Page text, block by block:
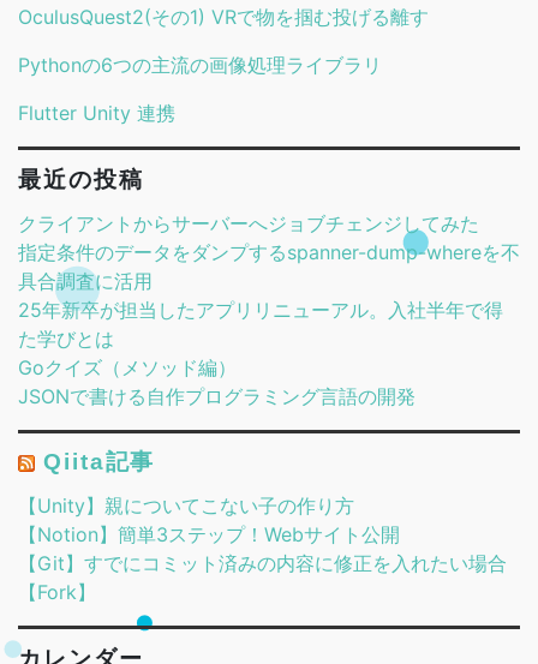
OculusQuest2(その1) VRで物を掴む投げる離す
Pythonの6つの主流の画像処理ライブラリ
Flutter Unity 連携
最近の投稿
クライアントからサーバーへジョブチェンジしてみた
指定条件のデータをダンプするspanner-dump-whereを不
具合調査に活用
25年新卒が担当したアプリリニューアル。入社半年で得
た学びとは
Goクイズ（メソッド編）
JSONで書ける自作プログラミング言語の開発
Qiita記事
【Unity】親についてこない子の作り方
【Notion】簡単3ステップ！Webサイト公開
【Git】すでにコミット済みの内容に修正を入れたい場合
【Fork】
カレンダー